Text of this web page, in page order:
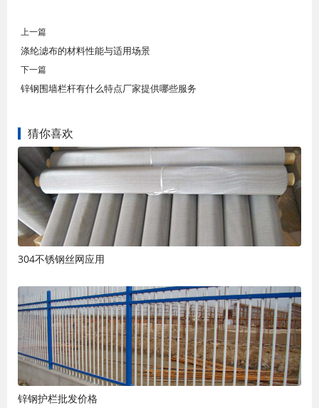
上一篇
涤纶滤布的材料性能与适用场景
下一篇
锌钢围墙栏杆有什么特点厂家提供哪些服务
猜你喜欢
304不锈钢丝网应用
锌钢护栏批发价格